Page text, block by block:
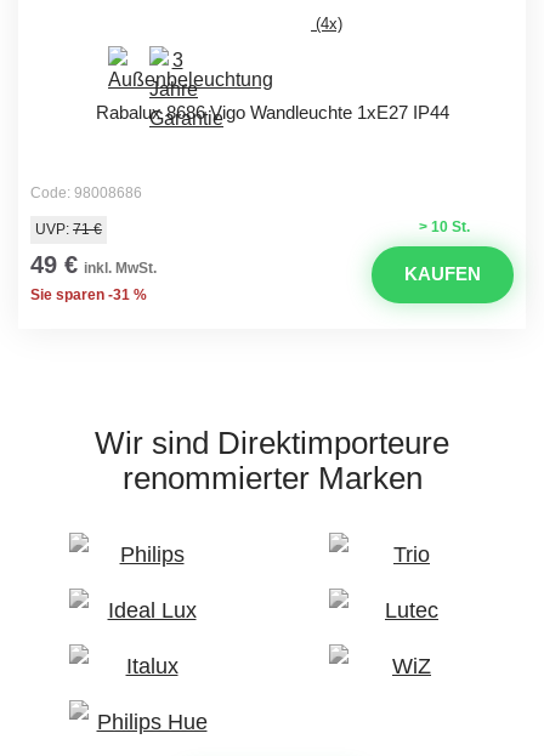
(4x)
Rabalux 8686 Vigo Wandleuchte 1xE27 IP44
Code: 98008686
> 10 St.
UVP: 71 €
49 € inkl. MwSt.
Sie sparen -31 %
KAUFEN
Wir sind Direktimporteure
renommierter Marken